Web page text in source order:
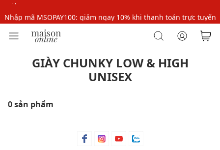
Nhập mã MSOPAY100: giảm ngay 10% khi thanh toán trực tuyến
Nhập mã: MSOXINCHAO - Giảm 10% đơn đầu cho thành viên mới!
GIÀY CHUNKY LOW & HIGH
UNISEX
0 sản phẩm